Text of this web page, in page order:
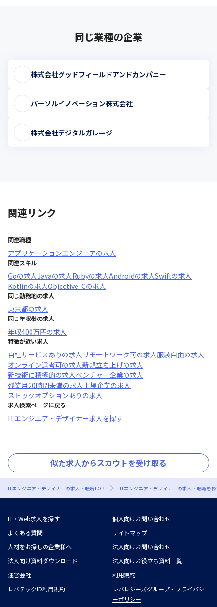
同じ業種の企業
株式会社グッドフィールドアンドカンパニー
パーソルイノベーション株式会社
株式会社デジタルガレージ
関連リンク
関連職種
アプリケーションエンジニアの求人
関連スキル
Goの求人Javaの求人Rubyの求人Androidの求人Swiftの求人
Kotlinの求人Objective-Cの求人
同じ勤務地の求人
東京都の求人
同じ年収帯の求人
年収400万円の求人
特徴が近い求人
自社サービスあり の求人 リモートワーク可の求人服装自由の求人
オンライン選考可の求人新規立ち上げの求人
新技術に積極的の求人ベンチャー企業の求人
残業月20時間未満の求人上場企業の求人
ストックオプションあり の求人
求人検索ページに戻る
ITエンジニア・デザイナー求人を探す
似た求人からスカウトを受け取る
ITエンジニア・デザイナーの求人・転職TOP ITエンジニア・デザイナーの求人・転職を
IT・Web求人を探す
個人向けお問い合わせ
よくある質問
サイトマップ
人材をお探しの企業様へ
法人向けお問い合わせ
法人向け資料ダウンロード
法人向けお役立ち資料一覧
運営会社
利用規約
レバテックID利用規約
レバレジーズグループ・プライバシ
ーポリシー